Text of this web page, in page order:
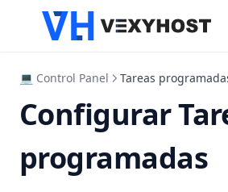
💻 Control Panel Tareas
Configurar
programadas